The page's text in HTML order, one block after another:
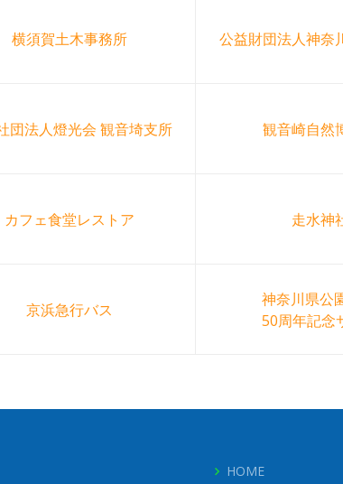
横須賀土木事務所 公益財団法人神奈
団法人燈光会 観音埼支所 観音崎自然
カフェ食堂レストア 走水神
京浜急行バス
神奈川県公
50周年記念
HOME